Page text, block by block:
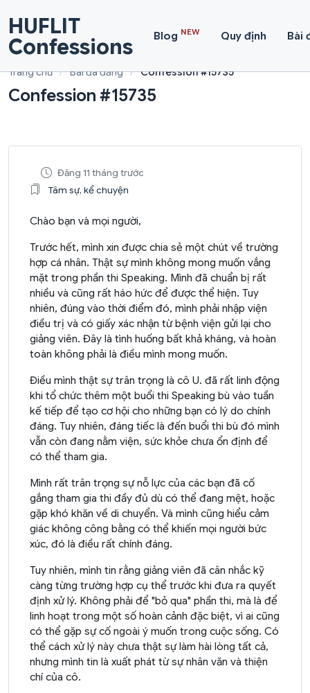
HUFLIT
Confessions Blog NEW Quy định Bài
Trang chủ Bài đã đăng Confession #15735
Confession #15735
Đăng 11 tháng trước
Tâm sự, kể chuyện
Chào bạn và mọi người,
Trước hết, mình xin được chia sẻ một chút về trường
hợp cá nhân. Thật sự mình không mong muốn vắng
mặt trong phần thi Speaking. Mình đã chuẩn bị rất
nhiều và cũng rất háo hức để được thể hiện. Tuy
nhiên, đúng vào thời điểm đó, mình phải nhập viện
điều trị và có giấy xác nhận từ bệnh viện gửi lại cho
giảng viên. Đây là tình huống bất khả kháng, và hoàn
toàn không phải là điều mình mong muốn.
Điều mình thật sự trân trọng là cô U. đã rất linh động
khi tổ chức thêm một buổi thi Speaking bù vào tuần
kế tiếp để tạo cơ hội cho những bạn có lý do chính
đáng. Tuy nhiên, đáng tiếc là đến buổi thi bù đó mình
vẫn còn đang nằm viện, sức khỏe chưa ổn định để
có thể tham gia.
Mình rất trân trọng sự nỗ lực của các bạn đã cố
gắng tham gia thi đầy đủ dù có thể đang mệt, hoặc
gặp khó khăn về di chuyển. Và mình cũng hiểu cảm
giác không công bằng có thể khiến mọi người bức
xúc, đó là điều rất chính đáng.
Tuy nhiên, mình tin rằng giảng viên đã cân nhắc kỹ
càng từng trường hợp cụ thể trước khi đưa ra quyết
định xử lý. Không phải để "bỏ qua" phần thi, mà là để
linh hoạt trong một số hoàn cảnh đặc biệt, vì ai cũng
có thể gặp sự cố ngoài ý muốn trong cuộc sống. Có
thể cách xử lý này chưa thật sự làm hài lòng tất cả,
nhưng mình tin là xuất phát từ sự nhân văn và thiện
chí của cô.